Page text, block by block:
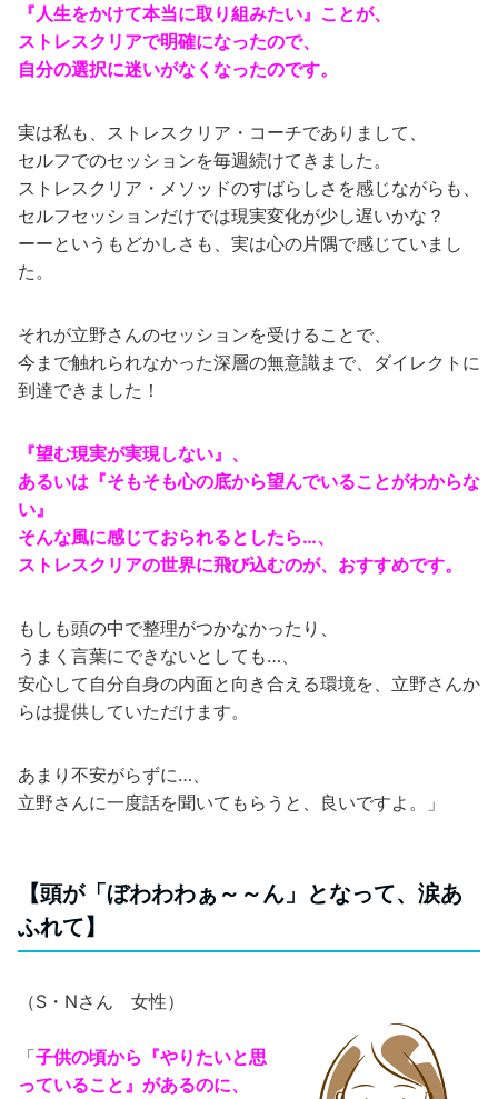
『人生をかけて本当に取り組みたい』ことが、
ストレスクリアで明確になったので、
自分の選択に迷いがなくなったのです。
実は私も、ストレスクリア・コーチでありまして、
セルフでのセッションを毎週続けてきました。
ストレスクリア・メソッドのすばらしさを感じながらも、
セルフセッションだけでは現実変化が少し遅いかな？
ーーというもどかしさも、実は心の片隅で感じていまし
た。
それが立野さんのセッションを受けることで、
今まで触れられなかった深層の無意識まで、ダイレクトに
到達できました！
『望む現実が実現しない』、
あるいは『そもそも心の底から望んでいることがわからな
い』
そんな風に感じておられるとしたら…、
ストレスクリアの世界に飛び込むのが、おすすめです。
もしも頭の中で整理がつかなかったり、
うまく言葉にできないとしても…、
安心して自分自身の内面と向き合える環境を、立野さんか
らは提供していただけます。
あまり不安がらずに…、
立野さんに一度話を聞いてもらうと、良いですよ。」
【頭が「ぼわわわぁ～～ん」となって、涙あ
ふれて】
（S・Nさん 女性）
「子供の頃から『やりたいと思
っていること』があるのに、